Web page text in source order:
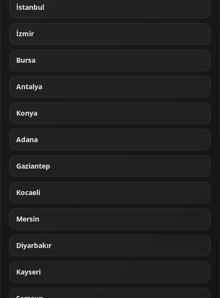
İstanbul
İzmir
Bursa
Antalya
Konya
Adana
Gaziantep
Kocaeli
Mersin
Diyarbakır
Kayseri